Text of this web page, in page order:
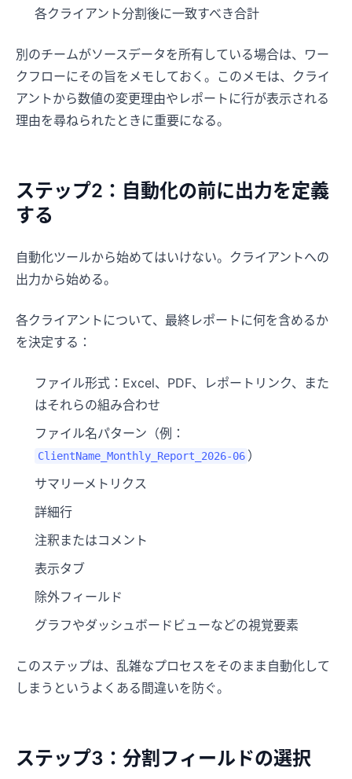
各クライアント分割後に一致すべき合計
別のチームがソースデータを所有している場合は、ワー
クフローにその旨をメモしておく。このメモは、クライ
アントから数値の変更理由やレポートに行が表示される
理由を尋ねられたときに重要になる。
ステップ2：自動化の前に出力を定義
する
自動化ツールから始めてはいけない。クライアントへの
出力から始める。
各クライアントについて、最終レポートに何を含めるか
を決定する：
ファイル形式：Excel、PDF、レポートリンク、また
はそれらの組み合わせ
ファイル名パターン（例：
ClientName_Monthly_Report_2026-06 ）
サマリーメトリクス
詳細行
注釈またはコメント
表示タブ
除外フィールド
グラフやダッシュボードビューなどの視覚要素
このステップは、乱雑なプロセスをそのまま自動化して
しまうというよくある間違いを防ぐ。
ステップ3：分割フィールドの選択